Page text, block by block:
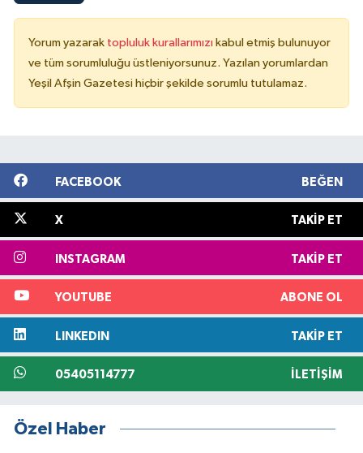
Yorum yazarak topluluk kurallarımızı kabul etmiş bulunuyor
ve tüm sorumluluğu üstleniyorsunuz. Yazılan yorumlardan
Yeşil Afşin Gazetesi hiçbir şekilde sorumlu tutulamaz.
FACEBOOK BEĞEN
X TAKIP ET
INSTAGRAM TAKIP ET
YOUTUBE ABONE OL
LINKEDIN TAKIP ET
05405114777 İLETIŞIM
Özel Haber